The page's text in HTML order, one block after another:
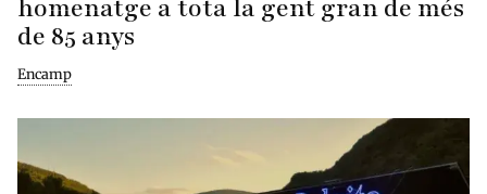
homenatge a tota la gent gran de més
de 85 anys
Encamp